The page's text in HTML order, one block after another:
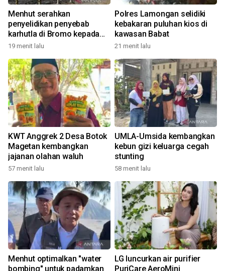
Menhut serahkan
penyelidikan penyebab
karhutla di Bromo kepada
aparat
19 menit lalu
Polres Lamongan selidiki
kebakaran puluhan kios di
kawasan Babat
21 menit lalu
KWT Anggrek 2 Desa Botok
Magetan kembangkan
jajanan olahan waluh
57 menit lalu
UMLA-Umsida kembangkan
kebun gizi keluarga cegah
stunting
58 menit lalu
Menhut optimalkan "water
bombing" untuk padamkan
LG luncurkan air purifier
PuriCare AeroMini